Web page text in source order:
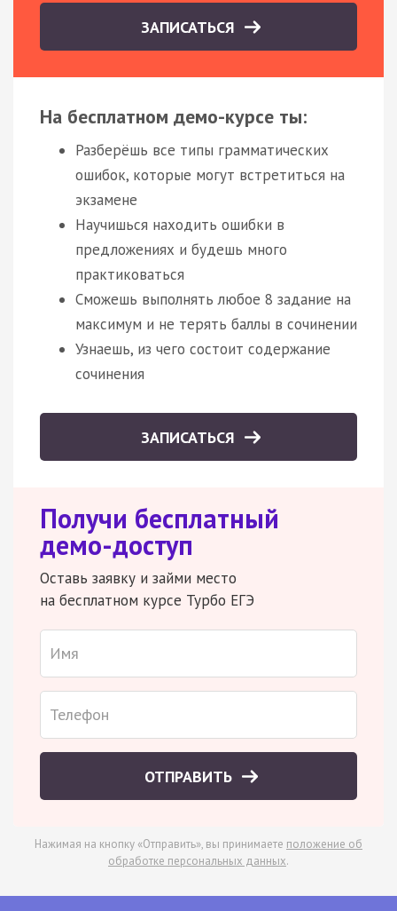
ЗАПИСАТЬСЯ
На бесплатном демо-курсе ты:
Разберёшь все типы грамматических
ошибок, которые могут встретиться на
экзамене
Научишься находить ошибки в
предложениях и будешь много
практиковаться
Сможешь выполнять любое 8 задание на
максимум и не терять баллы в сочинении
Узнаешь, из чего состоит содержание
сочинения
ЗАПИСАТЬСЯ
Получи бесплатный
демо-доступ
Оставь заявку и займи место
на бесплатном курсе Турбо ЕГЭ
ОТПРАВИТЬ
Нажимая на кнопку «Отправить», вы принимаете положение об
обработке персональных данных.